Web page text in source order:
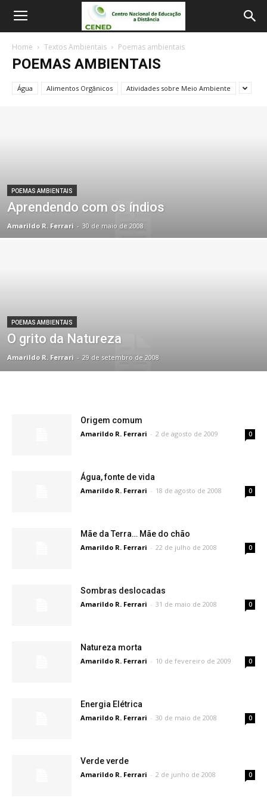
Home Textos Ambientais Poemas ambientais
POEMAS AMBIENTAIS
Água Alimentos Orgânicos Atividades sobre Meio Ambiente
POEMAS AMBIENTAIS
Aprendendo com os índios
Amarildo R. Ferrari - 30 de maio de 2008
POEMAS AMBIENTAIS
O grito da Natureza
Amarildo R. Ferrari - 29 de setembro de 2008
Origem comum
Amarildo R. Ferrari - 2 de agosto de 2009 0
Água, fonte de vida
Amarildo R. Ferrari - 18 de agosto de 2008 0
Mãe da Terra… Mãe do chão
Amarildo R. Ferrari - 22 de julho de 2008 0
Sombras deslocadas
Amarildo R. Ferrari - 31 de maio de 2008 0
Natureza morta
Amarildo R. Ferrari - 10 de fevereiro de 2009 0
Energia Elétrica
Amarildo R. Ferrari - 30 de maio de 2008 0
Verde verde
Amarildo R. Ferrari - 2 de junho de 2008 0